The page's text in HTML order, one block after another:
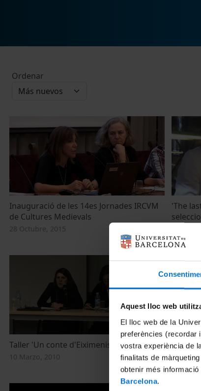
Aquest lloc web
El lloc web de la
preferències (recordar
vostra experiència de
finalitats de
obtenir més
Barcelona.
Ordenar
Inauguració de les 14es Jornades IRCVM
de Cultures Medievals
28 Octubre, 2015
'The
19
Taller 'Un conte d'Eiximenis'
10 Marzo, 2010
la
10